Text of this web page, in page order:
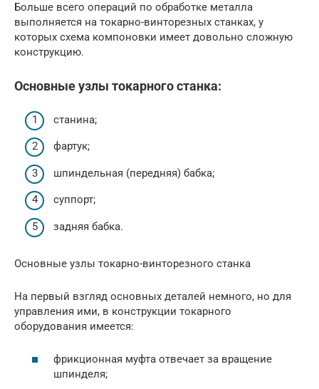
Больше всего операций по обработке металла
выполняется на токарно-винторезных станках, у
которых схема компоновки имеет довольно сложную
конструкцию.
Основные узлы токарного станка:
станина;
фартук;
шпиндельная (передняя) бабка;
суппорт;
задняя бабка.
Основные узлы токарно-винторезного станка
На первый взгляд основных деталей немного, но для
управления ими, в конструкции токарного
оборудования имеется:
фрикционная муфта отвечает за вращение
шпинделя;